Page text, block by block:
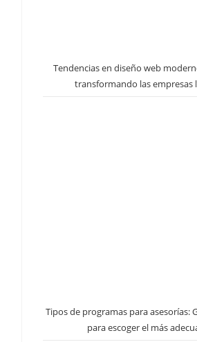
Tendencias en diseño web
transformando las empresas
Tipos de programas para asesorías:
para escoger el más